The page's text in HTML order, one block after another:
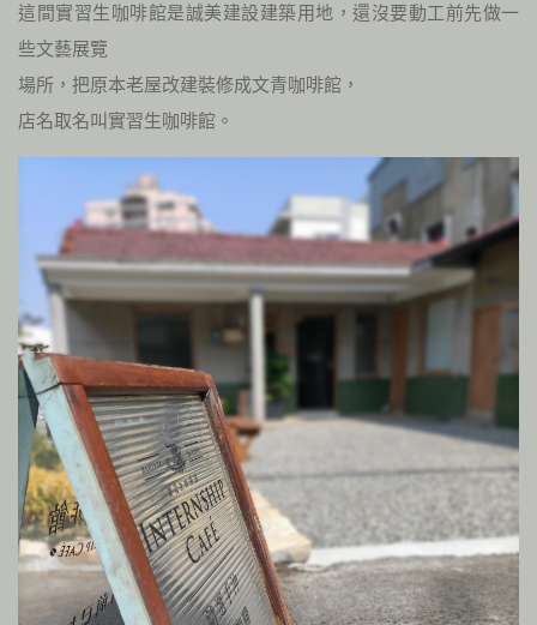
這間實習生咖啡館是誠美建設建築用地，還沒要動工前先做一
些文藝展覽
場所，把原本老屋改建裝修成文青咖啡館，
店名取名叫實習生咖啡館。